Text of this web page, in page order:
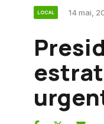
LOCAL 14 mai,